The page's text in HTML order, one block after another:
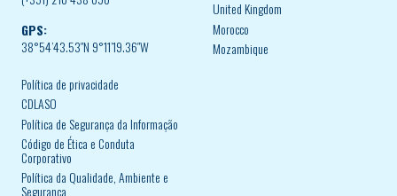
GPS:
38°54’43.53″N 9°11’19.36″W
Política de privacidade
CDLASO
Política de Segurança da Informação
Código de Ética e Conduta
Corporativo
Política da Qualidade, Ambiente e
Segurança
United Kingdom
Morocco
Mozambique